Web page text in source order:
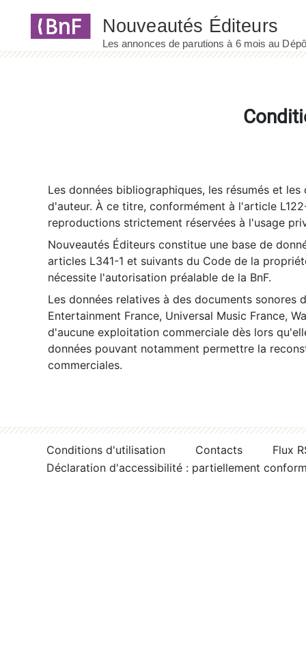
Les données bibliographiques, les résumés et
d'auteur. À ce titre, conformément à l'article
reproductions strictement réservées à l'usage
Nouveautés Éditeurs constitue une base de
articles L341-1 et suivants du Code de la
nécessite l'autorisation préalable de la BnF.
Les données relatives à des documents sonores
Entertainment France, Universal Music France,
d'aucune exploitation commerciale dès lors
données pouvant notamment permettre la
commerciales.
Conditions d'utilisation Contacts
Flux
Déclaration d'accessibilité : partiellement